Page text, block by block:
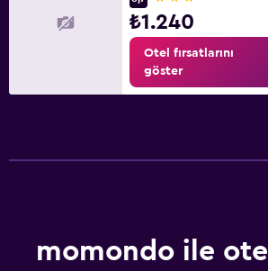
₺1.240
Otel fırsatlarını
göster
momondo ile otel